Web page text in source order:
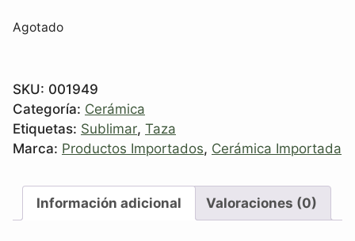
Agotado
SKU: 001949
Categoría: Cerámica
Etiquetas: Sublimar, Taza
Marca: Productos Importados, Cerámica Importada
Información adicional Valoraciones (0)